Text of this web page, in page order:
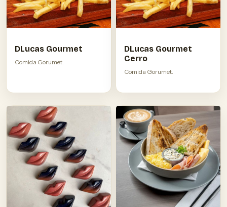
DLucas Gourmet
Comida Gorumet.
DLucas Gourmet
Cerro
Comida Gorumet.